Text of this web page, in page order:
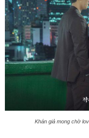
Khán giả mong chờ